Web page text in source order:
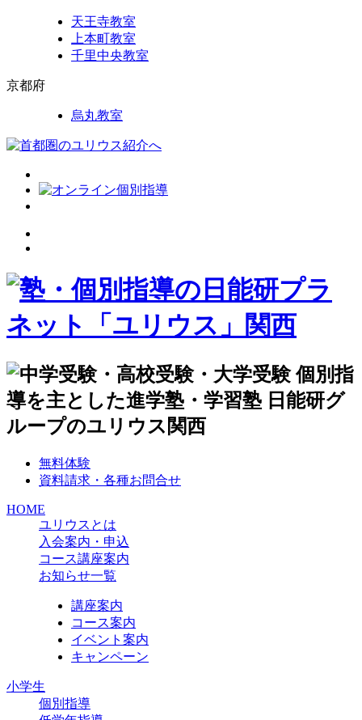
天王寺教室
上本町教室
千里中央教室
京都府
烏丸教室
無料体験
資料請求・各種お問合せ
HOME
ユリウスとは
入会案内・申込
コース講座案内
お知らせ一覧
講座案内
コース案内
イベント案内
キャンペーン
小学生
個別指導